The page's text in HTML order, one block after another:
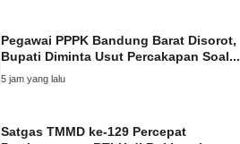
Pegawai PPPK Bandung Barat Disorot,
Bupati Diminta Usut Percakapan Soal...
5 jam yang lalu
Satgas TMMD ke-129 Percepat